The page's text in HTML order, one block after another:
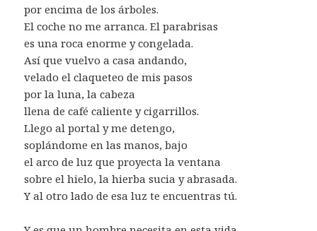
por encima de los árboles.
El coche no me arranca. El parabrisas
es una roca enorme y congelada.
Así que vuelvo a casa andando,
velado el claqueteo de mis pasos
por la luna, la cabeza
llena de café caliente y cigarrillos.
Llego al portal y me detengo,
soplándome en las manos, bajo
el arco de luz que proyecta la ventana
sobre el hielo, la hierba sucia y abrasada.
Y al otro lado de esa luz te encuentras tú.